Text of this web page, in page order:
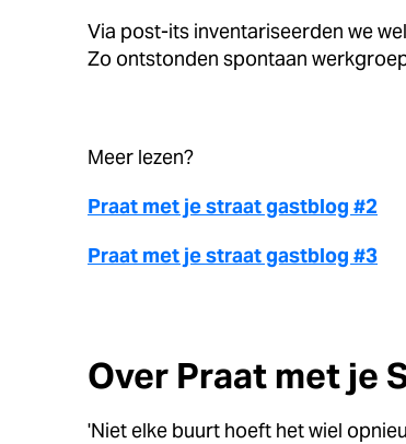
Via post-its inventariseerden we
Zo ontstonden spontaan
Meer lezen?
Praat met je straat gastblog #2
Praat met je straat gastblog #3
Over Praat met je
'Niet elke buurt hoeft het wiel